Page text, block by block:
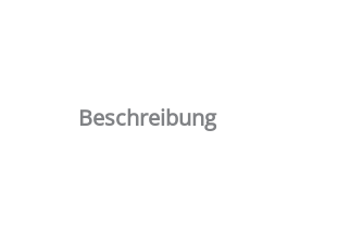
Beschreibung